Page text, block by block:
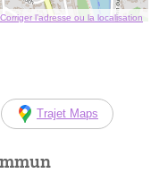
Corriger l’adresse ou la localisation
Trajet Maps